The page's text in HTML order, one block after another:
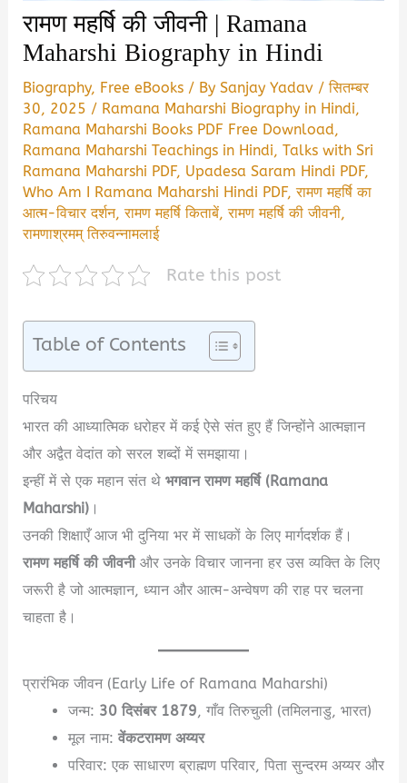
रामण महर्षि की जीवनी | Ramana
Maharshi Biography in Hindi
Biography, Free eBooks / BySanjay Yadav /सितम्बर
30, 2025 / Ramana Maharshi Biography in Hindi,
Ramana Maharshi Books PDF Free Download,
Ramana Maharshi Teachings in Hindi,Talks with Sri
Ramana Maharshi PDF, Upadesa Saram Hindi PDF,
Who Am I Ramana Maharshi Hindi PDF,रामण महर्षि का
आत्म-विचार दर्शन,रामण महर्षि किताबें,रामण महर्षि की जीवनी,
रामणाश्रमम् तिरुवन्नामलाई
Rate this post
Table of Contents
परिचय
भारत की आध्यात्मिक धरोहर में कई ऐसे संत हुए हैं जिन्होंने आत्मज्ञान
और अद्वैत वेदांत को सरल शब्दों में समझाया।
इन्हीं में से एक महान संत थेभगवान रामण महर्षि (Ramana
Maharshi) ।
उनकी शिक्षाएँ आज भी दुनिया भर में साधकों के लिए मार्गदर्शक हैं।
रामण महर्षि की जीवनीऔर उनके विचार जानना हर उस व्यक्ति के लिए
जरूरी है जो आत्मज्ञान, ध्यान और आत्म-अन्वेषण की राह पर चलना
चाहता है।
प्रारंभिक जीवन (Early Life of Ramana Maharshi)
जन्म: 30 दिसंबर 1879, गाँव तिरुचुली (तमिलनाडु, भारत)
मूल नाम: वेंकटरामण अय्यर
परिवार: एक साधारण ब्राह्मण परिवार, पिता सुन्दरम अय्यर और